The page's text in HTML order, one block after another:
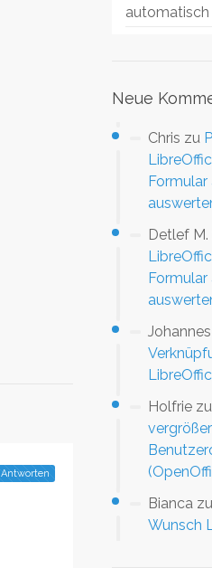
Antworten
automatisch
Neue
Chris zu
Formular
Detlef M.
Formular
Holfrie zu
Bianca zu
Wunsch